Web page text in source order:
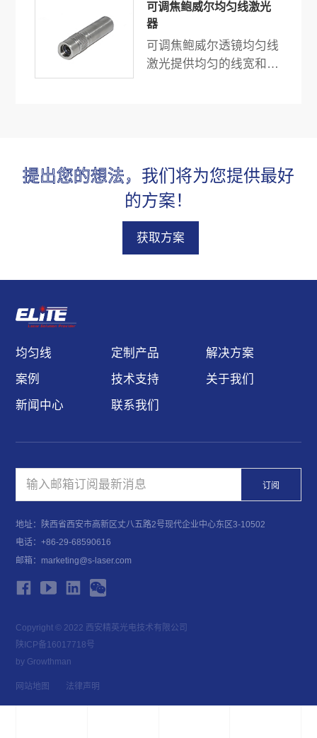
和技术提供高均匀度功率
和均匀线宽。
可调焦鲍威尔均匀线激光
器
可调焦鲍威尔透镜均匀线
激光提供均匀的线宽和强
足客户的不同应用与需
求。
提出您的想法， 我们将为您提供最好
的方案！
获取方案
均匀线 定制产品
解决方案
案例
技术支持
关于我们
新闻中心
联系我们
地址：陕西省西安市高新区丈八五路2号现代企业中心东区3-10502
电话：+86-29-68590616
邮箱：marketing@s-laser.com
订阅
Copyright © 2022 西安精英光电技术有限公司
陕ICP备16017718号
by Growthman
网站地图 法律声明